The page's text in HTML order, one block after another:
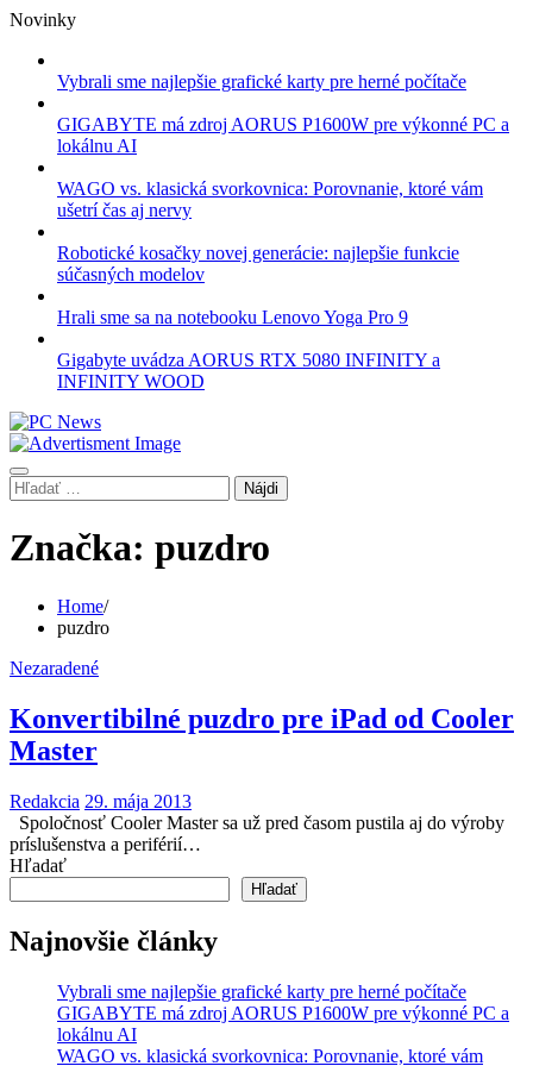
Skip
content
Novinky
Vybrali sme najlepšie grafické karty pre herné počítače
GIGABYTE má zdroj AORUS P1600W pre výkonné PC a
lokálnu AI
WAGO vs. klasická svorkovnica: Porovnanie, ktoré vám
ušetrí čas aj nervy
Robotické kosačky novej generácie: najlepšie funkcie
súčasných modelov
Hrali sme sa na notebooku Lenovo Yoga Pro 9
Gigabyte uvádza AORUS RTX 5080 INFINITY a
INFINITY WOOD
Hľadať:
Značka: puzdro
Home
puzdro
Nezaradené
Konvertibilné puzdro pre iPad od Cooler
Master
Redakcia 29. mája 2013
Spoločnosť Cooler Master sa už pred časom pustila aj do výroby
príslušenstva a periférií…
Hľadať
Hľadať
Najnovšie články
Vybrali sme najlepšie grafické karty pre herné počítače
GIGABYTE má zdroj AORUS P1600W pre výkonné PC a
lokálnu AI
WAGO vs. klasická svorkovnica: Porovnanie, ktoré vám